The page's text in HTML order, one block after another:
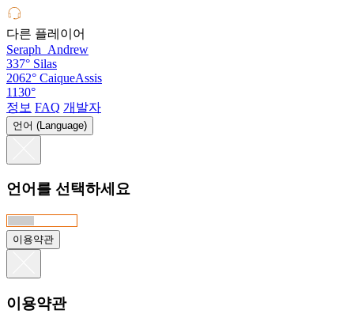
다른 플레이어
Seraph_Andrew
337° Silas
2062° CaiqueAssis
1130°
정보 FAQ 개발자
언어 (Language)
언어를 선택하세요
이용약관
이용약관